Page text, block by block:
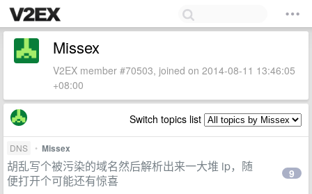
Missex
V2EX member #70503, joined on 2014-08-11 13:46:05
+08:00
Switch topics list
DNS • Missex
胡乱写个被污染的域名然后解析出来一大堆 ip，随
便打开个可能还有惊喜
9